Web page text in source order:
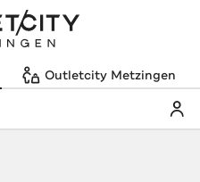
Outletcity Metzingen